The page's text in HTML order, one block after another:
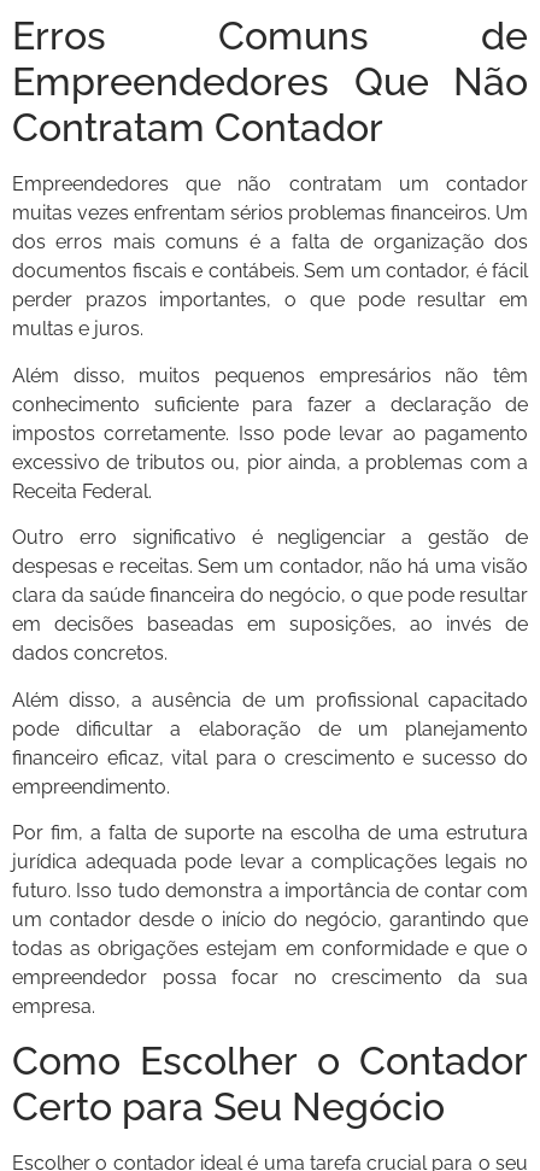
Erros Comuns de
Empreendedores Que Não
Contratam Contador
Empreendedores que não contratam um contador
muitas vezes enfrentam sérios problemas financeiros. Um
dos erros mais comuns é a falta de organização dos
documentos fiscais e contábeis. Sem um contador, é fácil
perder prazos importantes, o que pode resultar em
multas e juros.
Além disso, muitos pequenos empresários não têm
conhecimento suficiente para fazer a declaração de
impostos corretamente. Isso pode levar ao pagamento
excessivo de tributos ou, pior ainda, a problemas com a
Receita Federal.
Outro erro significativo é negligenciar a gestão de
despesas e receitas. Sem um contador, não há uma visão
clara da saúde financeira do negócio, o que pode resultar
em decisões baseadas em suposições, ao invés de
dados concretos.
Além disso, a ausência de um profissional capacitado
pode dificultar a elaboração de um planejamento
financeiro eficaz, vital para o crescimento e sucesso do
empreendimento.
Por fim, a falta de suporte na escolha de uma estrutura
jurídica adequada pode levar a complicações legais no
futuro. Isso tudo demonstra a importância de contar com
um contador desde o início do negócio, garantindo que
todas as obrigações estejam em conformidade e que o
empreendedor possa focar no crescimento da sua
empresa.
Como Escolher o Contador
Certo para Seu Negócio
Escolher o contador ideal é uma tarefa crucial para o seu